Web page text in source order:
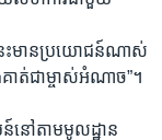
នេះមានប្រយោជន៍ណាស់
ាត់ជាម្ចាស់អំណាច”។
នៅតាមមូលដ្ឋាន